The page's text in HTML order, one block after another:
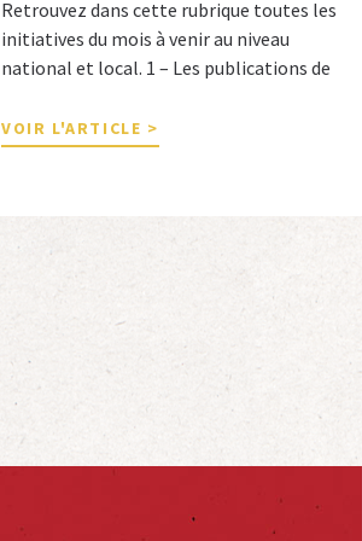
Retrouvez dans cette rubrique toutes les
initiatives du mois à venir au niveau
national et local. 1 – Les publications de
Combattants de l’Empire : 1939-1945,
Michel Cordeboeuf, Christophe Touron et
2026. Ils venaient d’Afrique du Nord,
d’Afrique subsaharienne et des autres […]
VOIR L'ARTICLE >